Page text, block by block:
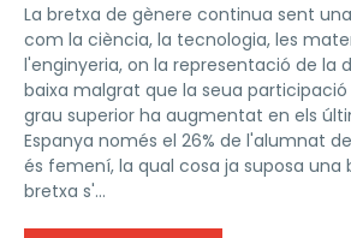
La bretxa de gènere continua sent
com la ciència, la tecnologia, les
l'enginyeria, on la representació de la
baixa malgrat que la seua
grau superior ha augmentat en els
Espanya només el 26% de l'alumnat
és femení, la qual cosa ja suposa una
bretxa s'...